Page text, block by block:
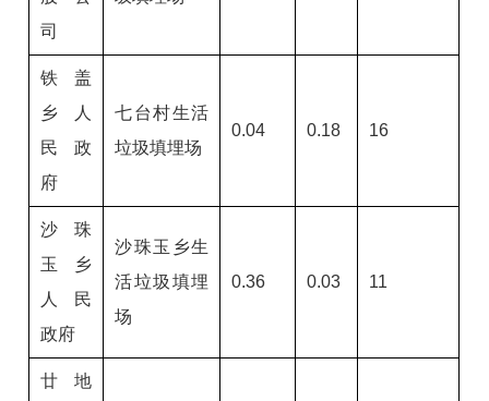
司
铁盖
乡人
民政
府
七台村生活
垃圾填埋场
0.04 0.18 16
沙珠
玉乡
人民
政府
沙珠玉乡生
活垃圾填埋
场
0.36 0.03 11
廿地